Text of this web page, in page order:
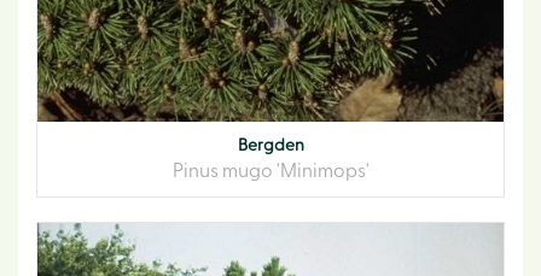
Bergden
Pinus mugo 'Minimops'